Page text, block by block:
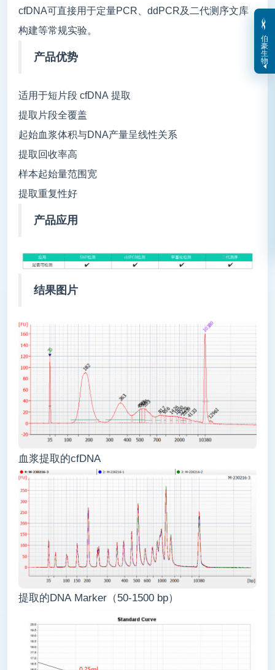
cfDNA可直接用于定量PCR、ddPCR及二代测序文库
构建等常规实验。
产品优势
适用于短片段 cfDNA 提取
提取片段全覆盖
起始血浆体积与DNA产量呈线性关系
提取回收率高
样本起始量范围宽
提取重复性好
产品应用
结果图片
血浆提取的cfDNA
提取的DNA Marker（50-1500 bp）
伯
豪
生
物